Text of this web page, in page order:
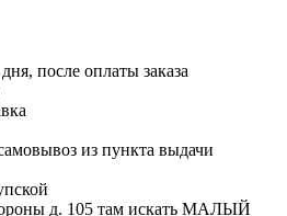
после оплаты заказа
из пункта выдачи
д. 105 там искать МАЛЫЙ